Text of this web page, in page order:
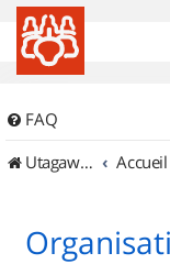
FAQ
UtagawaVTT (Randos VTT et VTTAE avec traces GPS)